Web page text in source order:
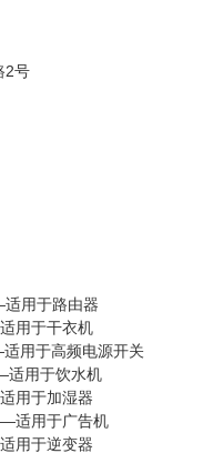
2号
用于路由器
用于干衣机
用于高频电源开关
适用于饮水机
用于加湿器
适用于广告机
用于逆变器